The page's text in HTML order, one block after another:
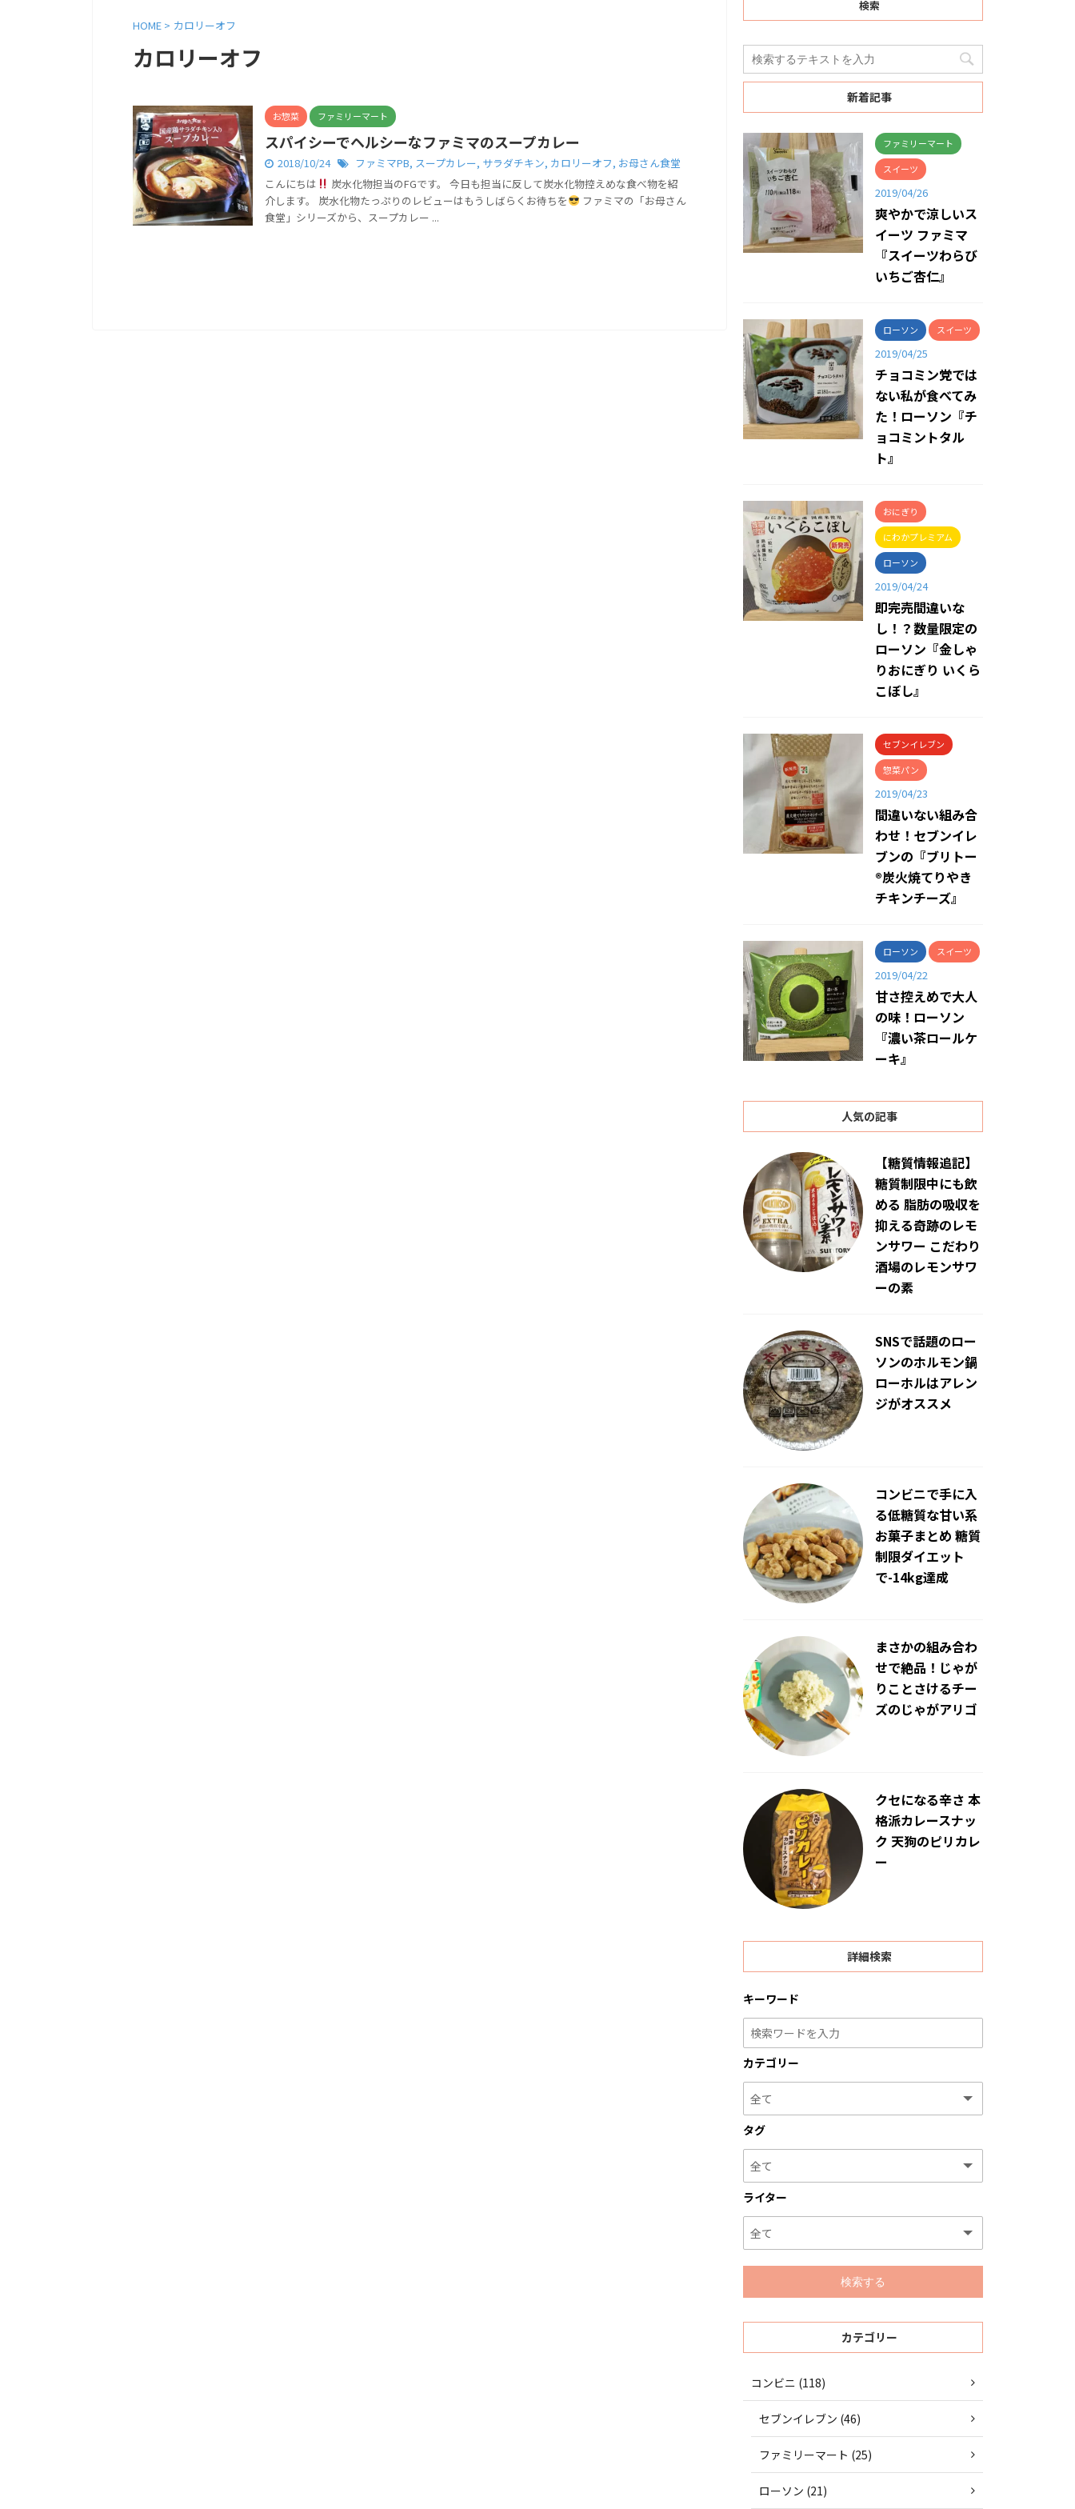
HOME > カロリーオフ
カロリーオフ
お惣菜 ファミリーマート
スパイシーでヘルシーなファミマのスープカレー
2018/10/24 ファミマPB, スープカレー, サラダチキン, カロリーオフ, お母さん食堂
こんにちは
炭水化物担当のFGです。 今日も担当に反して炭水化物控えめな食べ物を紹
介します。 炭水化物たっぷりのレビューはもうしばらくお待ちを
ファミマの「お母さん
食堂」シリーズから、スープカレー ...
検索
新着記事
ファミリーマート
スイーツ
2019/04/26
爽やかで涼しいス
イーツ ファミマ
『スイーツわらび
いちご杏仁』
ローソン スイーツ
2019/04/25
チョコミン党では
ない私が食べてみ
た！ローソン『チ
ョコミントタル
ト』
おにぎり
にわかプレミアム
ローソン
2019/04/24
即完売間違いな
し！？数量限定の
ローソン『金しゃ
りおにぎり いくら
こぼし』
セブンイレブン
惣菜パン
2019/04/23
間違いない組み合
わせ！セブンイレ
ブンの『ブリトー
®炭火焼てりやき
チキンチーズ』
ローソン スイーツ
2019/04/22
甘さ控えめで大人
の味！ローソン
『濃い茶ロールケ
ーキ』
人気の記事
【糖質情報追記】
糖質制限中にも飲
める 脂肪の吸収を
抑える奇跡のレモ
ンサワー こだわり
酒場のレモンサワ
ーの素
SNSで話題のロー
ソンのホルモン鍋
ローホルはアレン
ジがオススメ
コンビニで手に入
る低糖質な甘い系
お菓子まとめ 糖質
制限ダイエット
で-14kg達成
まさかの組み合わ
せで絶品！じゃが
りことさけるチー
ズのじゃがアリゴ
クセになる辛さ 本
格派カレースナッ
ク 天狗のピリカレ
ー
詳細検索
キーワード
カテゴリー
タグ
ライター
カテゴリー
コンビニ (118)
セブンイレブン (46)
ファミリーマート (25)
ローソン (21)